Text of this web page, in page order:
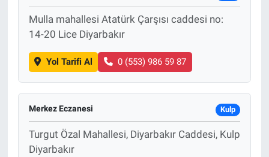
Mulla mahallesi Atatürk Çarşısı caddesi no:
14-20 Lice Diyarbakır
Yol Tarifi Al 0 (553) 986 59 87
Merkez Eczanesi Kulp
Turgut Özal Mahallesi, Diyarbakır Caddesi, Kulp
Diyarbakır